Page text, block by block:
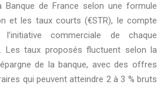
Banque de France selon une formule
et les taux courts (€STR), le compte
commerciale de chaque
Les taux proposés fluctuent selon la
de la banque, avec des offres
qui peuvent atteindre 2 à 3 % bruts